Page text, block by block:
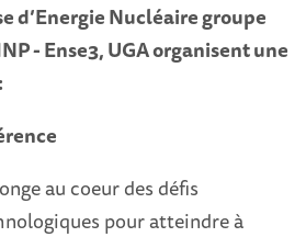
d’Energie Nucléaire groupe
- Ense3, UGA organisent une
au coeur des défis
pour atteindre à